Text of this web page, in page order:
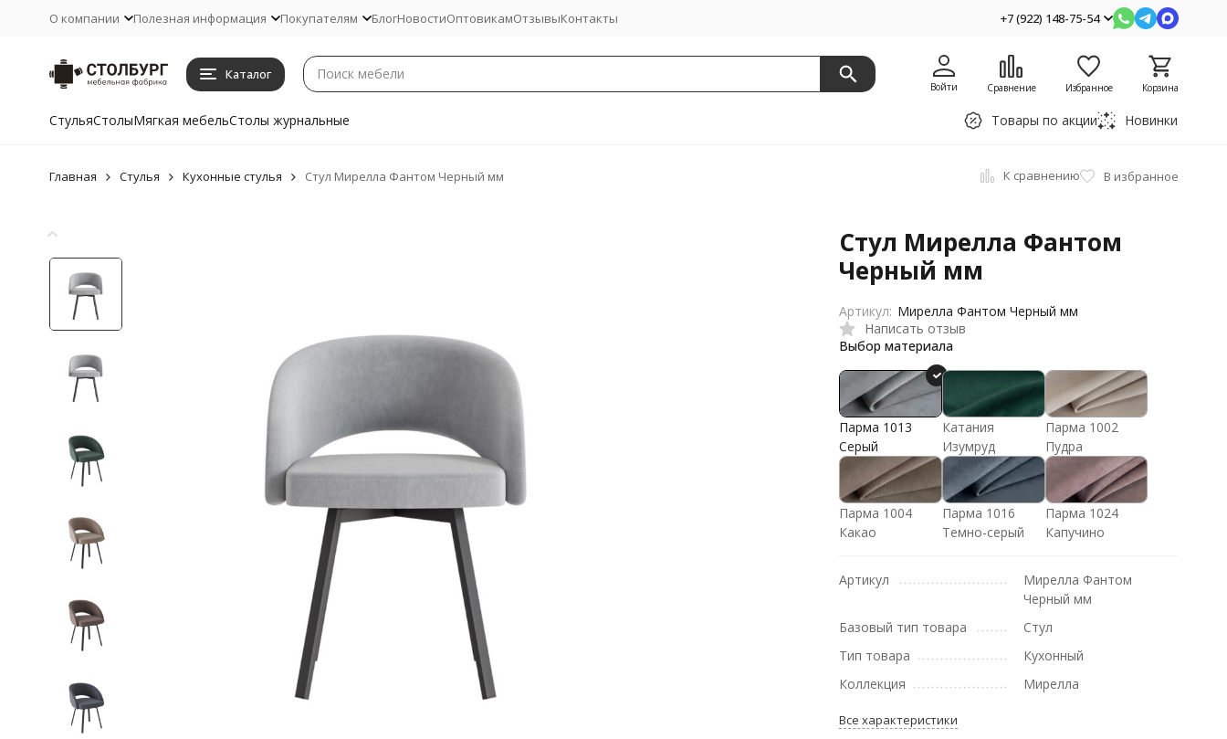
О компании Полезная информация Покупателям БлогНовостиОптовикамОтзывыКонтакты +7 (922) 148-75-54
Каталог
Войти Сравнение Избранное Корзина
СтульяСтолыМягкая мебельСтолы журнальные Товары по акции Новинки
Главная Стулья Кухонные стулья Стул Мирелла Фантом Черный мм К сравнению В избранное
Стул Мирелла Фантом
Черный мм
Написать отзыв
Выбор материала
Парма 1013
Серый
Катания
Изумруд
Парма 1002
Пудра
Парма 1004
Какао
Парма 1016
Темно-серый
Парма 1024
Капучино
Артикул: Мирелла Фантом Черный мм
Артикул
Мирелла Фантом
Черный мм
Базовый тип товара
Стул
Тип товара
Кухонный
Коллекция
Мирелла
Все характеристики